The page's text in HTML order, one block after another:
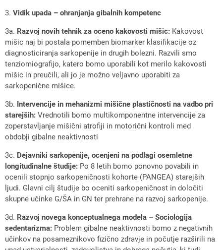
3. Vidik upada – ohranjanja gibalnih kompetenc
3a. Razvoj novih tehnik za oceno kakovosti mišic: Kakovost
mišic naj bi postala pomemben biomarker klasifikacije oz
diagnosticiranja sarkopenije in drugih bolezni. Razvili smo
tenziomiografijo, katero bomo uporabili kot merilo kakovosti
mišic in preučili, ali jo je možno veljavno uporabiti za
sarkopenične mišice.
3b. Intervencije in mehanizmi mišične plastičnosti na vadbo pri
starejših: Vrednotili bomo multikomponentne intervencije za
zoperstavljanje mišični atrofiji in motorični kontroli med
obdobji gibalne neaktivnosti
3c. Dejavniki sarkopenije, ocenjeni na podlagi osemletne
longitudinalne študije: Po 8 letih bomo ponovno povabili in
ocenili stopnjo sarkopeničnosti kohorte (PANGEA) starejših
ljudi. Glavni cilj študije bo oceniti sarkopeničnost in določiti
skupne učinke G/ŠA in GN ter prehrane na razvoj sarkopenije.
3d. Razvoj novega konceptualnega modela – Sociologija
sedentarizma: Problem gibalne neaktivnosti bomo z negativnih
učinkov na posameznikovo fizično zdravje in počutje razširili na